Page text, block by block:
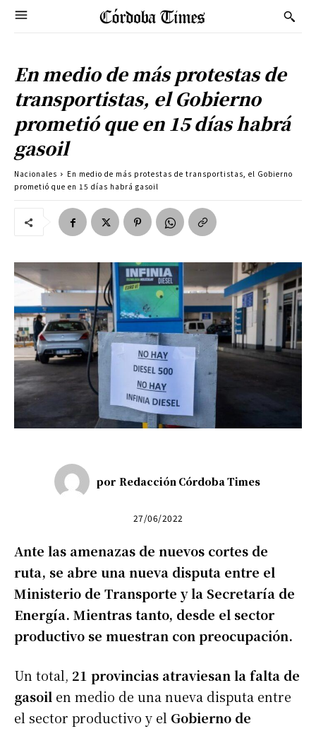
En medio de más protestas de
transportistas, el Gobierno
prometió que en 15 días habrá
gasoil
Nacionales
En medio de más protestas de transportistas, el Gobierno
prometió que en 15 días habrá gasoil
por Redacción Córdoba Times
27/06/2022
Ante las amenazas de nuevos cortes de
ruta, se abre una nueva disputa entre el
Ministerio de Transporte y la Secretaría de
Energía. Mientras tanto, desde el sector
productivo se muestran con preocupación.
Un total, 21 provincias atraviesan la falta de
gasoil en medio de una nueva disputa entre
el sector productivo y el Gobierno de